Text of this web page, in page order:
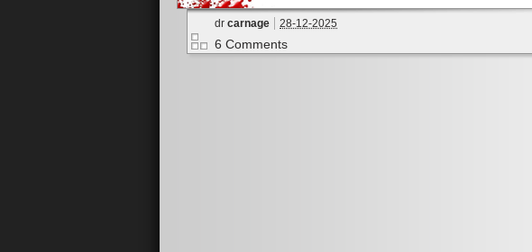
dr carnage 28-12-2025
6 Comments